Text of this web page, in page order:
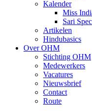
Kalender
Miss
Sari
Artikelen
Hindubasics
Over OHM
Stichting OHM
Medewerkers
Vacatures
Nieuwsbrief
Contact
Route